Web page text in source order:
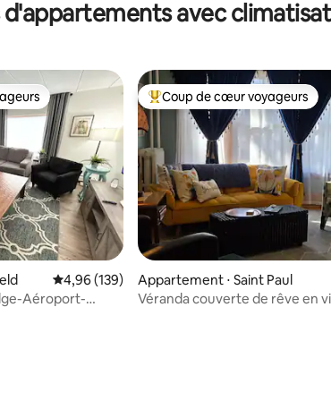
de frais pour les
avec
commentaires : 4,89 sur 5
les plus appréciés
Évaluation moyenne sur la base de 139
4,96 (139)
Aéroport-
Coups de cœur voyageurs les
Coup de cœur voyageurs
Appartement ⋅ Saint Paul
Véranda couverte de rêve en